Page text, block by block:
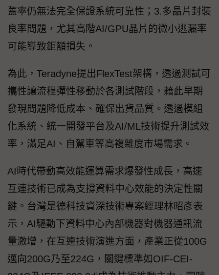
蓋率仍無法完全保證系統可靠性；3.多晶片封裝
良率問題，尤其高階AI/GPU晶片的微小逃漏率
可能導致鉅額損失。
為此，Teradyne提出FlexTest架構，透過測試可
攜性讓流程彈性移動於各測試階段，藉此早期
發現問題降低成本、確保出貨品質。透過模組
化系統、統一開發平台及AI/ML技術提升測試效
率，滿足AI、自駕車等高複雜度市場需求。
AI時代帶動高效能運算需求爆發性成長，高速
互連技術已成為支撐資料中心效能的決定性關
鍵。台灣是德科技資深技術專案經理林昭彥表
示，AI驅動下資料中心內部機器對機器通訊流
量激增，在互連技術演進方面，產業正從100G
邁向200G乃至224G，關鍵標準如OIF-CEI-